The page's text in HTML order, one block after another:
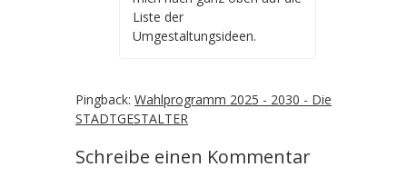
Liste der
Umgestaltungsideen.
Pingback: Wahlprogramm 2025 - 2030 - Die
STADTGESTALTER
Schreibe einen Kommentar